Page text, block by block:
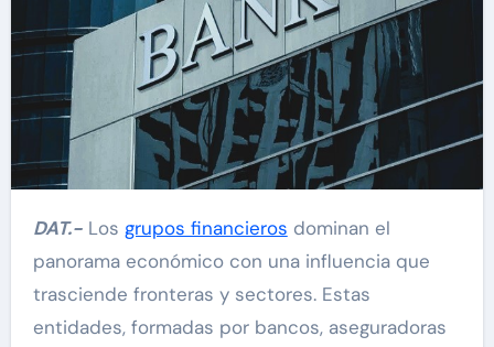
DAT.-Los grupos financieros dominan el
panorama económico con una influencia que
trasciende fronteras y sectores. Estas
entidades, formadas por bancos, aseguradoras